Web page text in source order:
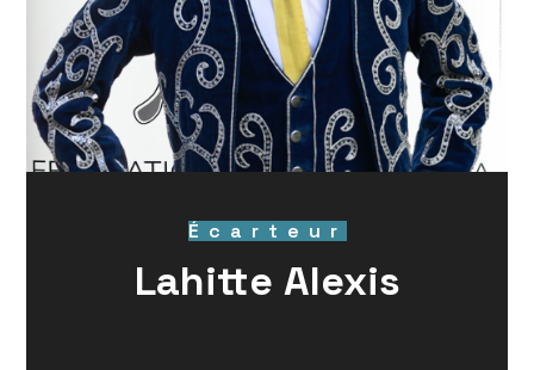
Écarteur
Lahitte Alexis